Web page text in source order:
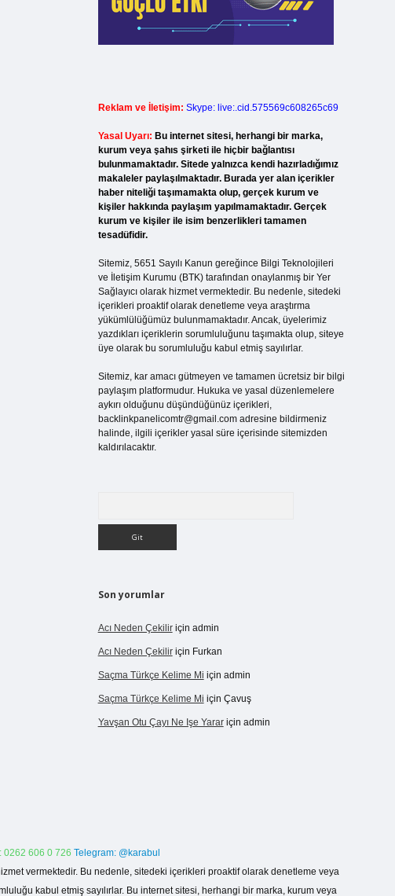
Reklam ve İletişim: Skype: live:.cid.575569c608265c69
Yasal Uyarı: Bu internet sitesi, herhangi bir marka,
kurum veya şahıs şirketi ile hiçbir bağlantısı
bulunmamaktadır. Sitede yalnızca kendi hazırladığımız
makaleler paylaşılmaktadır. Burada yer alan içerikler
haber niteliği taşımamakta olup, gerçek kurum ve
kişiler hakkında paylaşım yapılmamaktadır. Gerçek
kurum ve kişiler ile isim benzerlikleri tamamen
tesadüfidir.
Sitemiz, 5651 Sayılı Kanun gereğince Bilgi Teknolojileri
ve İletişim Kurumu (BTK) tarafından onaylanmış bir Yer
Sağlayıcı olarak hizmet vermektedir. Bu nedenle, sitedeki
içerikleri proaktif olarak denetleme veya araştırma
yükümlülüğümüz bulunmamaktadır. Ancak, üyelerimiz
yazdıkları içeriklerin sorumluluğunu taşımakta olup, siteye
üye olarak bu sorumluluğu kabul etmiş sayılırlar.
Sitemiz, kar amacı gütmeyen ve tamamen ücretsiz bir bilgi
paylaşım platformudur. Hukuka ve yasal düzenlemelere
aykırı olduğunu düşündüğünüz içerikleri,
backlinkpanelicomtr@gmail.comadresine bildirmeniz
halinde, ilgili içerikler yasal süre içerisinde sitemizden
kaldırılacaktır.
Son yorumlar
Acı Neden Çekiliriçin admin
Acı Neden Çekiliriçin Furkan
Saçma Türkçe Kelime Mi için admin
Saçma Türkçe Kelime Mi için Çavuş
Yavşan Otu Çayı Ne Işe Yarariçin admin
0262 606 0 726 Telegram: @karabul
vermektedir. Bu nedenle, sitedeki içerikleri proaktif olarak denetleme veya
kabul etmiş sayılırlar. Bu internet sitesi, herhangi bir marka, kurum veya